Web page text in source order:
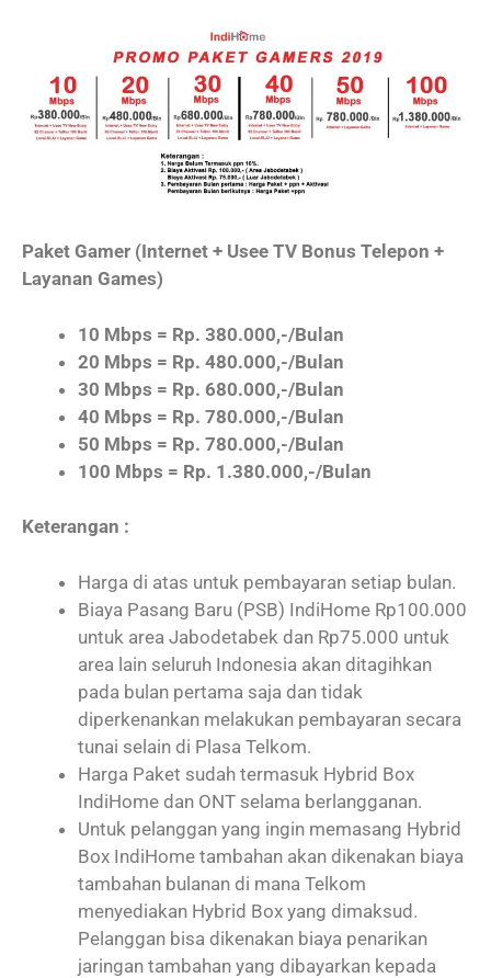
Paket Gamer (Internet + Usee TV Bonus Telepon +
Layanan Games)
10 Mbps = Rp. 380.000,-/Bulan
20 Mbps = Rp. 480.000,-/Bulan
30 Mbps = Rp. 680.000,-/Bulan
40 Mbps = Rp. 780.000,-/Bulan
50 Mbps = Rp. 780.000,-/Bulan
100 Mbps = Rp. 1.380.000,-/Bulan
Keterangan :
Harga di atas untuk pembayaran setiap bulan.
Biaya Pasang Baru (PSB) IndiHome Rp100.000
untuk area Jabodetabek dan Rp75.000 untuk
area lain seluruh Indonesia akan ditagihkan
pada bulan pertama saja dan tidak
diperkenankan melakukan pembayaran secara
tunai selain di Plasa Telkom.
Harga Paket sudah termasuk Hybrid Box
IndiHome dan ONT selama berlangganan.
Untuk pelanggan yang ingin memasang Hybrid
Box IndiHome tambahan akan dikenakan biaya
tambahan bulanan di mana Telkom
menyediakan Hybrid Box yang dimaksud.
Pelanggan bisa dikenakan biaya penarikan
jaringan tambahan yang dibayarkan kepada